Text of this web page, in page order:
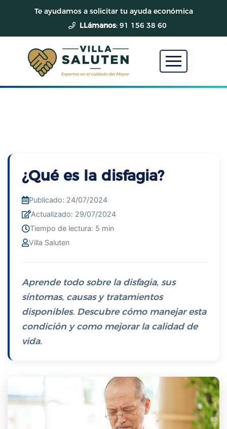
Te ayudamos a solicitar tu ayuda económica
LLámanos: 91 156 38 60
Inicio Blog Artículo
¿Qué es la disfagia?
Publicado: 24/07/2024
Actualizado: 29/07/2024
Tiempo de lectura: 5 min
Villa Saluten
Aprende todo sobre la disfagia, sus
síntomas, causas y tratamientos
disponibles. Descubre cómo manejar esta
condición y como mejorar la calidad de
vida.